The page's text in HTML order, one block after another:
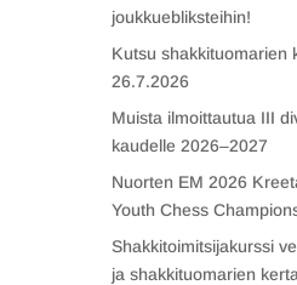
joukkuebliksteihin!
Kutsu shakkituomarien
26.7.2026
Muista ilmoittautua III
kaudelle 2026–2027
Nuorten EM 2026
Youth Chess
Shakkitoimitsijakurssi
ja shakkituomarien